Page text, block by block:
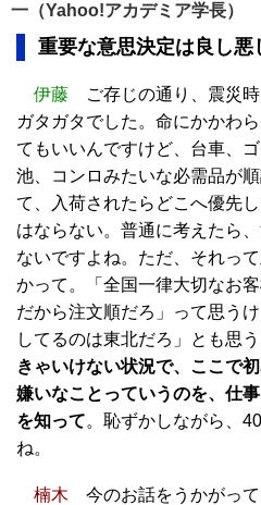
一（Yahoo!アカデミア学長）
重要な意思決定は良し
伊藤
ご存じの通り、震災
ガタガタでした。命にかかわ
てもいいんですけど、台車、
池、コンロみたいな必需品が
て、入荷されたらどこへ優先
はならない。普通に考えたら
ないですよね。ただ、それっ
かって。「全国一律大切なお
だから注文順だろ」って思う
してるのは東北だろ」とも思う
きゃいけない状況で、ここで
嫌いなことっていうのを、仕
を知って。恥ずかしながら、
ね。
楠木 今のお話をうかがっ